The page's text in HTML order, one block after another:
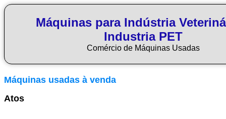
Máquinas para Indústria
Industria PET
Comércio de Máquinas Usadas
Máquinas usadas à venda
Atos